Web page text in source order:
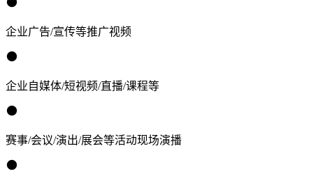
企业广告/宣传等推广视频
企业自媒体/短视频/直播/课程等
赛事/会议/演出/展会等活动现场演播